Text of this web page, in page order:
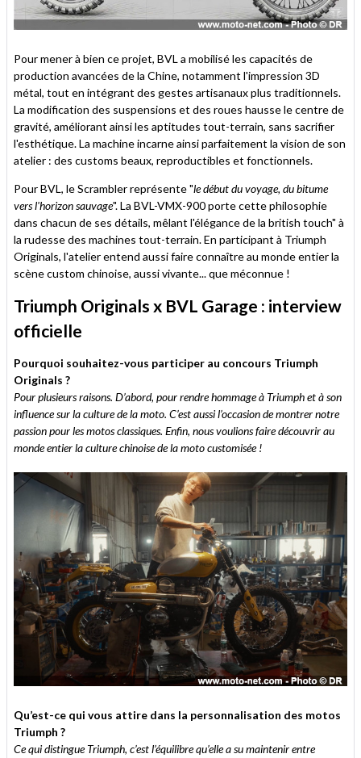
Pour mener à bien ce projet, BVL a mobilisé les capacités de
production avancées de la Chine, notamment l'impression 3D
métal, tout en intégrant des gestes artisanaux plus traditionnels.
La modification des suspensions et des roues hausse le centre de
gravité, améliorant ainsi les aptitudes tout-terrain, sans sacrifier
l'esthétique. La machine incarne ainsi parfaitement la vision de son
atelier : des customs beaux, reproductibles et fonctionnels.
Pour BVL, le Scrambler représente "le début du voyage, du bitume
vers l'horizon sauvage". La BVL-VMX-900 porte cette philosophie
dans chacun de ses détails, mêlant l'élégance de la british touch" à
la rudesse des machines tout-terrain. En participant à Triumph
Originals, l'atelier entend aussi faire connaître au monde entier la
scène custom chinoise, aussi vivante... que méconnue !
Triumph Originals x BVL Garage : interview
officielle
Pourquoi souhaitez-vous participer au concours Triumph
Originals ?
Pour plusieurs raisons. D’abord, pour rendre hommage à Triumph et à son
influence sur la culture de la moto. C’est aussi l’occasion de montrer notre
passion pour les motos classiques. Enfin, nous voulions faire découvrir au
monde entier la culture chinoise de la moto customisée !
Qu’est-ce qui vous attire dans la personnalisation des motos
Triumph ?
Ce qui distingue Triumph, c’est l’équilibre qu’elle a su maintenir entre